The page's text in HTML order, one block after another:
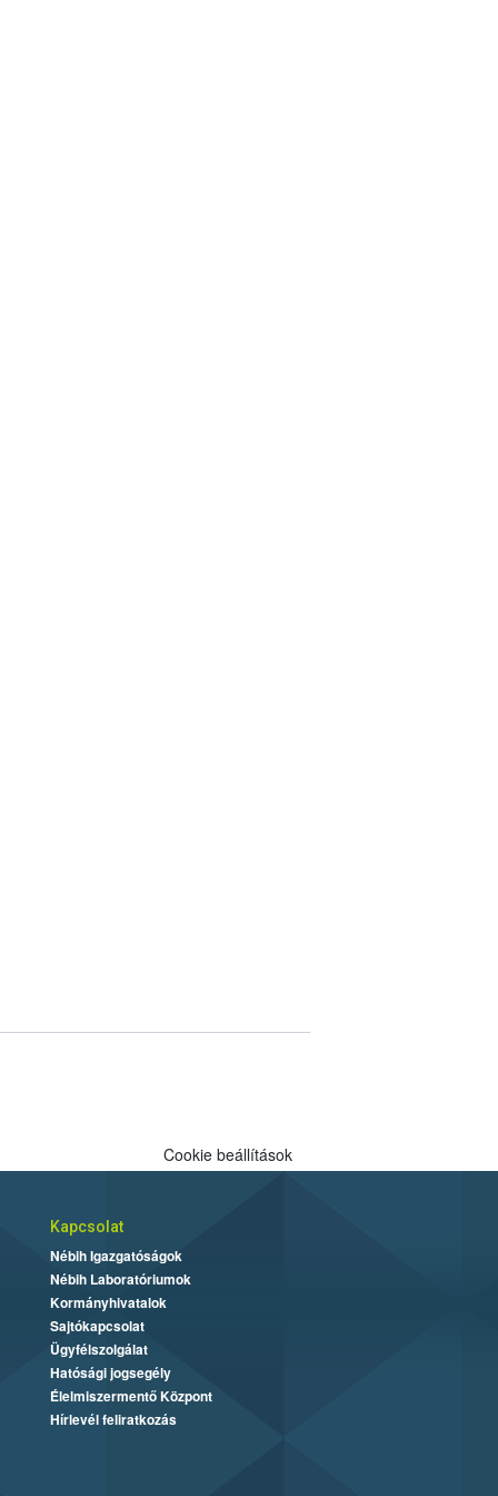
Cookie beállítások
Kapcsolat
Nébih Igazgatóságok
Nébih Laboratóriumok
Kormányhivatalok
Sajtókapcsolat
Ügyfélszolgálat
Hatósági jogsegély
Élelmiszermentő Központ
Hírlevél feliratkozás